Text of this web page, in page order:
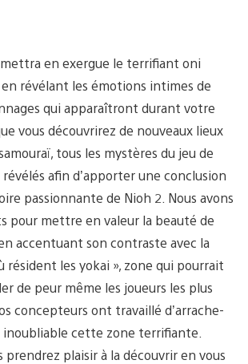
en exergue le terrifiant oni
révélant les émotions intimes de
qui apparaîtront durant votre
vous découvrirez de nouveaux lieux
tous les mystères du jeu de
afin d’apporter une conclusion
passionnante de Nioh 2. Nous avons
pour mettre en valeur la beauté de
accentuant son contraste avec la
résident les yokai », zone qui pourrait
de peur même les joueurs les plus
concepteurs ont travaillé d’arrache-
cette zone terrifiante.
prendrez plaisir à la découvrir en vous